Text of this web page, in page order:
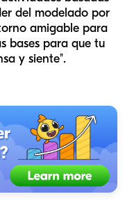
del modelado por
amigable para
bases para que tu
y siente".